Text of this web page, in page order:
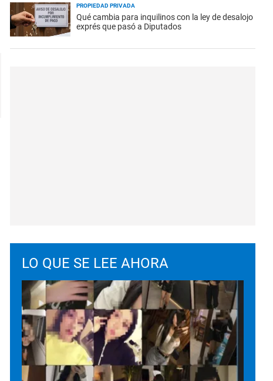
PROPIEDAD PRIVADA
Qué cambia para inquilinos con la ley de desalojo
exprés que pasó a Diputados
LO QUE SE LEE AHORA